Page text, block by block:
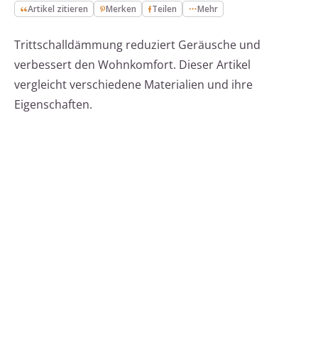
Artikel zitieren Merken Teilen Mehr
Trittschalldämmung reduziert Geräusche und
verbessert den Wohnkomfort. Dieser Artikel
vergleicht verschiedene Materialien und ihre
Eigenschaften.